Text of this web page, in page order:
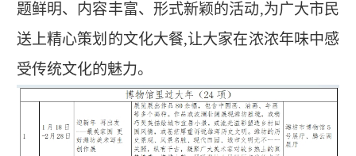
题鲜明、内容丰富、形式新颖的活动,为广大市民
送上精心策划的文化大餐,让大家在浓浓年味中感
受传统文化的魅力。